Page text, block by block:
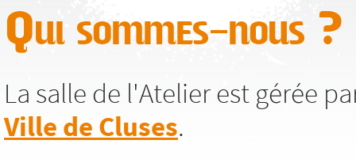
Qui sommes-nous ?
La salle de l'Atelier est gérée
Ville de Cluses.